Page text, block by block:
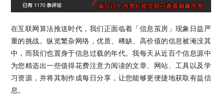
在互联网算法推送时代，我们正面临着「信息茧房」现象日益严
重的挑战。纵览繁杂网络，优质、稀缺、高价值的信息被淹没其
中，而我们也置身于信息过载的年代。我每天从近百个信息源中
为您精选出一些值得花费注意力阅读的文章、网站、工具以及学
习资源，并将其制作成每日分享，让您能够更便捷地获取有益信
息。